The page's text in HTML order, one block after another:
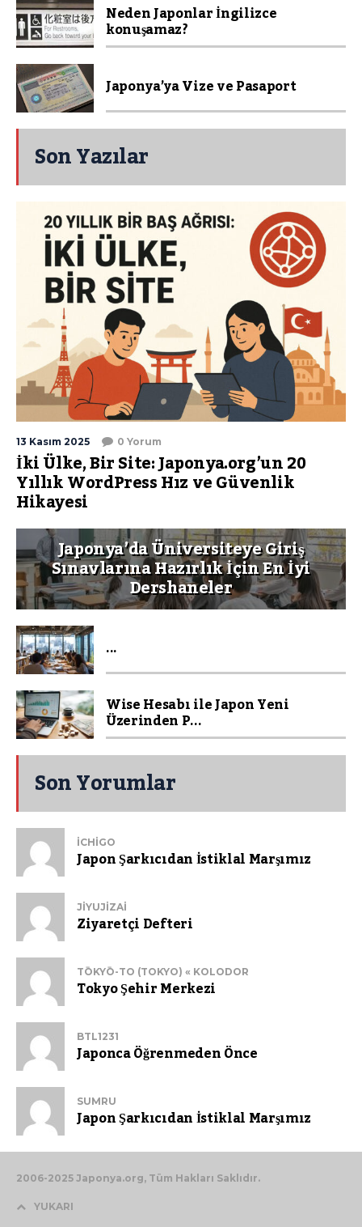
Neden Japonlar İngilizce
konuşamaz?
Japonya’ya Vize ve Pasaport
Son Yazılar
13 Kasım 2025 0 Yorum
İki Ülke, Bir Site: Japonya.org’un 20
Yıllık WordPress Hız ve Güvenlik
Hikayesi
Japonya’da Üniversiteye Giriş
Sınavlarına Hazırlık İçin En İyi
Dershaneler
...
Wise Hesabı ile Japon Yeni
Üzerinden P...
Son Yorumlar
ICHIGO
Japon Şarkıcıdan İstiklal Marşımız
JIYUJIZAI
Ziyaretçi Defteri
TŌKYŌ-TO (TOKYO) « KOLODOR
Tokyo Şehir Merkezi
BTL1231
Japonca Öğrenmeden Önce
SUMRU
Japon Şarkıcıdan İstiklal Marşımız
2006-2025 Japonya.org, Tüm Hakları Saklıdır.
YUKARI